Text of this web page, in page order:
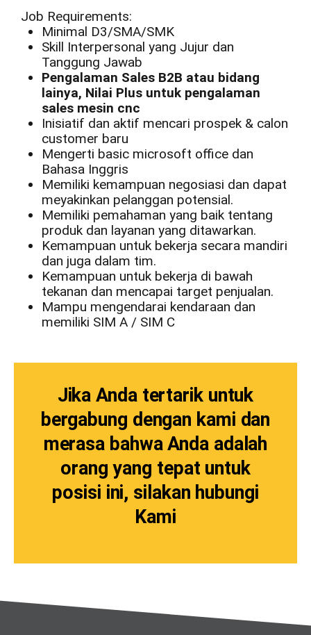
Job Requirements:
Minimal D3/SMA/SMK
Skill Interpersonal yang Jujur dan
Tanggung Jawab
Pengalaman Sales B2B atau bidang
lainya, Nilai Plus untuk pengalaman
sales mesin cnc
Inisiatif dan aktif mencari prospek & calon
customer baru
Mengerti basic microsoft office dan
Bahasa Inggris
Memiliki kemampuan negosiasi dan dapat
meyakinkan pelanggan potensial.
Memiliki pemahaman yang baik tentang
produk dan layanan yang ditawarkan.
Kemampuan untuk bekerja secara mandiri
dan juga dalam tim.
Kemampuan untuk bekerja di bawah
tekanan dan mencapai target penjualan.
Mampu mengendarai kendaraan dan
memiliki SIM A / SIM C
Jika Anda tertarik untuk
bergabung dengan kami dan
merasa bahwa Anda adalah
orang yang tepat untuk
posisi ini, silakan hubungi
Kami